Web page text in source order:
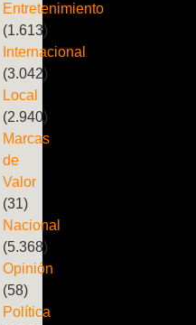
Entretenimiento
(1.613)
Internacional
(3.042)
Local
(2.940)
Marcas
de
Valor
(31)
Nacional
(5.368)
Opinión
(58)
Política